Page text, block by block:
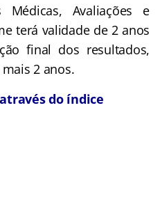
Médicas, Avaliações e
terá validade de 2 anos
final dos resultados,
2 anos.
do índice